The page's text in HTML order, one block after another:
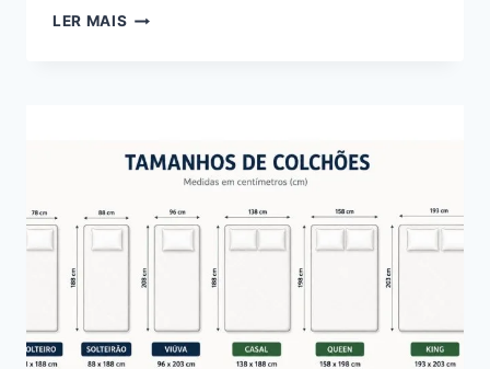
LER MAIS COLCHÃO
5
LINHAS